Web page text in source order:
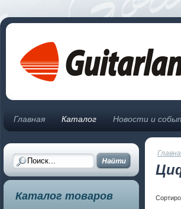
Главная Каталог Новости и
Каталог товаров